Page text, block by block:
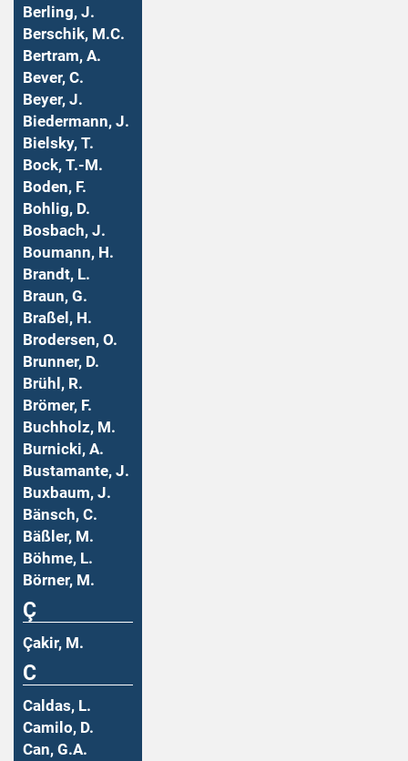
Berling, J.
Berschik, M.C.
Bertram, A.
Bever, C.
Beyer, J.
Biedermann, J.
Bielsky, T.
Bock, T.-M.
Boden, F.
Bohlig, D.
Bosbach, J.
Boumann, H.
Brandt, L.
Braun, G.
Braßel, H.
Brodersen, O.
Brunner, D.
Brühl, R.
Brömer, F.
Buchholz, M.
Burnicki, A.
Bustamante, J.
Buxbaum, J.
Bänsch, C.
Bäßler, M.
Böhme, L.
Börner, M.
Ç
Çakir, M.
C
Caldas, L.
Camilo, D.
Can, G.A.